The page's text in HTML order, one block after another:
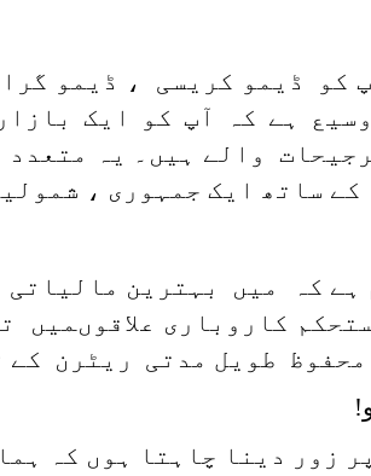
کو ڈیمو کریسی ، ڈیمو
ہے کہ آپ کو ایک
والے ہیں۔ یہ
ساتھ ایک جمہوری ،
ہے کہ میں بہترین
کاروباری
محفوظ طویل مدتی ریٹرن کے
زور دینا چاہتا ہوں کہ